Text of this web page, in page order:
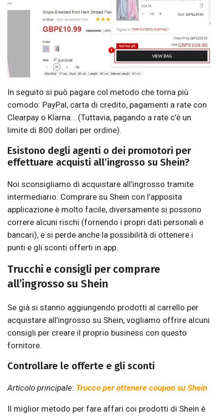
In seguito si può pagare col metodo che torna più
comodo: PayPal, carta di credito, pagamenti a rate con
Clearpay o Klarna… (Tuttavia, pagando a rate c’è un
limite di 800 dollari per ordine).
Esistono degli agenti o dei promotori per
effettuare acquisti all’ingrosso su Shein?
Noi sconsigliamo di acquistare all’ingrosso tramite
intermediario. Comprare su Shein con l’apposita
applicazione è molto facile, diversamente si possono
correre alcuni rischi (fornendo i propri dati personali e
bancari), e si perde anche la possibilità di ottenere i
punti e gli sconti offerti in app.
Trucchi e consigli per comprare
all’ingrosso su Shein
Se già si stanno aggiungendo prodotti al carrello per
acquistare all’ingrosso su Shein, vogliamo offrire alcuni
consigli per creare il proprio business con questo
fornitore.
Controllare le offerte e gli sconti
Articolo principale: Trucco per ottenere coupon su Shein
Il miglior metodo per fare affari coi prodotti di Shein è